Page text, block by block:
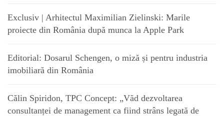
Exclusiv | Arhitectul Maximilian Zielinski: Marile
proiecte din România după munca la Apple Park
Editorial: Dosarul Schengen, o miză și pentru industria
imobiliară din România
Călin Spiridon, TPC Concept: „Văd dezvoltarea
consultanței de management ca fiind strâns legată de